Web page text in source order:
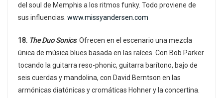
del soul de Memphis a los ritmos funky. Todo proviene de
sus influencias. www.missyandersen.com
18. The Duo Sonics. Ofrecen en el escenario una mezcla
única de música blues basada en las raíces. Con Bob Parker
tocando la guitarra reso-phonic, guitarra barítono, bajo de
seis cuerdas y mandolina, con David Berntson en las
armónicas diatónicas y cromáticas Hohner y la concertina.